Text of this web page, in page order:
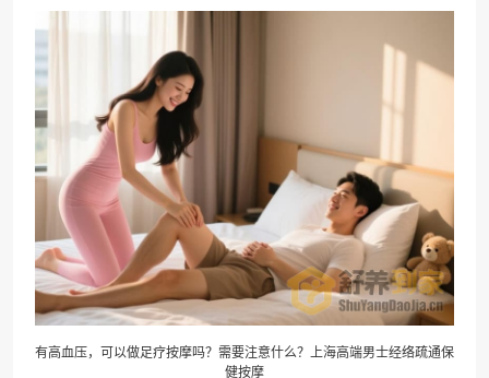
有高血压，可以做足疗按摩吗？需要注意什么？上海高端男士经络疏通保
健按摩